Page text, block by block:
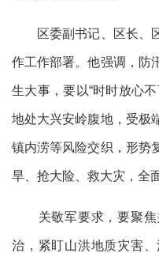
区委副书记、区长、区
作工作部署。他强调，防
生大事，要以“时时放心
地处大兴安岭腹地，受极
镇内涝等风险交织，形势
旱、抢大险、救大灾，全
关敬军要求，要聚焦
治，紧盯山洪地质灾害